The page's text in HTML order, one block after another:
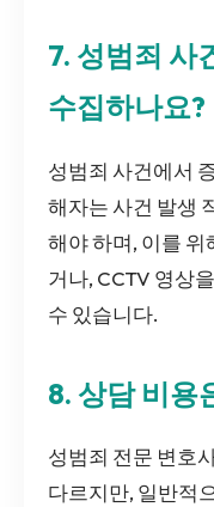
7. 성범죄 사
수집하나요?
성범죄 사건에서
해자는 사건 발생
해야 하며, 이를
거나, CCTV 영상
수 있습니다.
8. 상담 비용
성범죄 전문 변호
다르지만, 일반적